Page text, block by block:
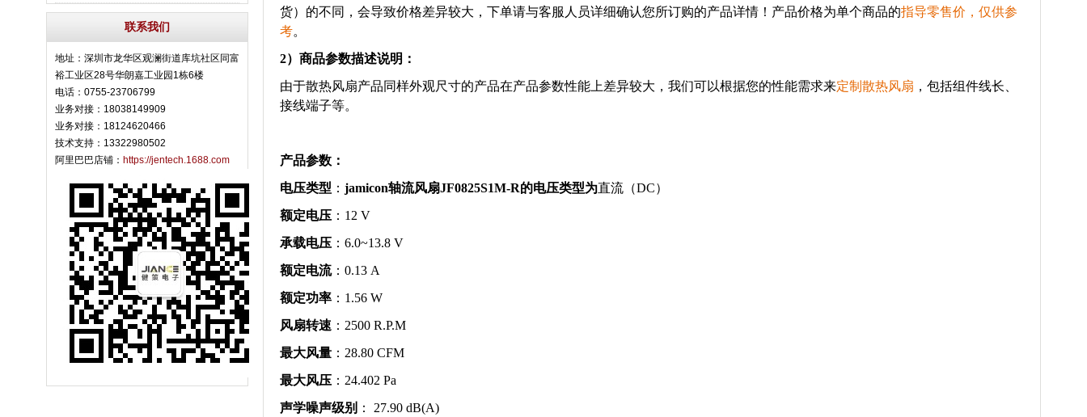
联系我们
地址：深圳市龙华区观澜街道库坑社区同富
裕工业区28号华朗嘉工业园1栋6楼
电话：0755-23706799
业务对接：18038149909
业务对接：18124620466
技术支持：13322980502
阿里巴巴店铺： https://jentech.1688.com
货）的不同，会导致价格差异较大，下单请与客服人员详细确认您所订购的产品详情！产品价格为单个商品的指导零售价，仅供参
考。
2）商品参数描述说明：
由于散热风扇产品同样外观尺寸的产品在产品参数性能上差异较大，我们可以根据您的性能需求来定制散热风扇 ，包括组件线长、
接线端子等。
产品参数：
电压类型 ： jamicon轴流风扇JF0825S1M-R的电压类型为直流（DC）
额定电压 ：12 V
承载电压 ：6.0~13.8 V
额定电流： 0.13 A
额定功率 ：1.56 W
风扇转速 ：2500 R.P.M
最大风量 ：28.80 CFM
最大风压 ：24.402 Pa
声学噪声级别 ： 27.90 dB(A)